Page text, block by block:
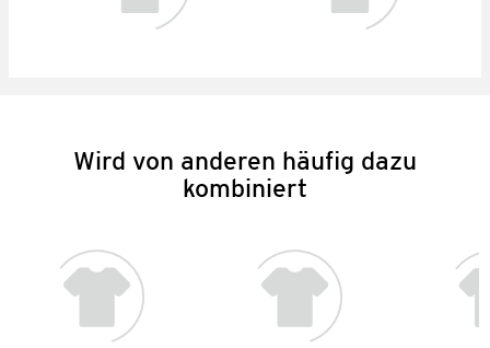
Wird von anderen häufig dazu
kombiniert